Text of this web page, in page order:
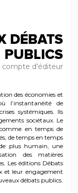
DÉBATS
PUBLICS
compte d'éditeur
des économies et
l’instantanéité de
systémiques. Ils
sociétaux. Le
en temps de
de temps en temps
plus humain, une
des matières
Les éditions Débats
et leur engagement
débats publics.